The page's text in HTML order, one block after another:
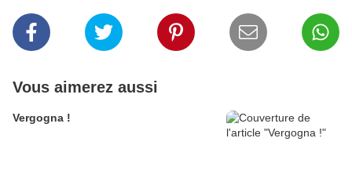
Vous aimerez aussi
Vergogna !